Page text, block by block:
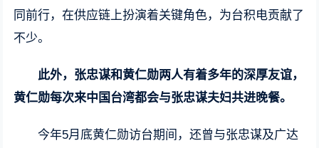
同前行，在供应链上扮演着关键角色，为台积电贡献了
不少。
此外，张忠谋和黄仁勋两人有着多年的深厚友谊，
黄仁勋每次来中国台湾都会与张忠谋夫妇共进晚餐。
今年5月底黄仁勋访台期间，还曾与张忠谋及广达